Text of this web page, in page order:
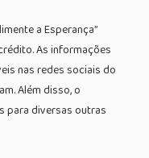
a Esperança”
As informações
nas redes sociais do
Além disso, o
para diversas outras